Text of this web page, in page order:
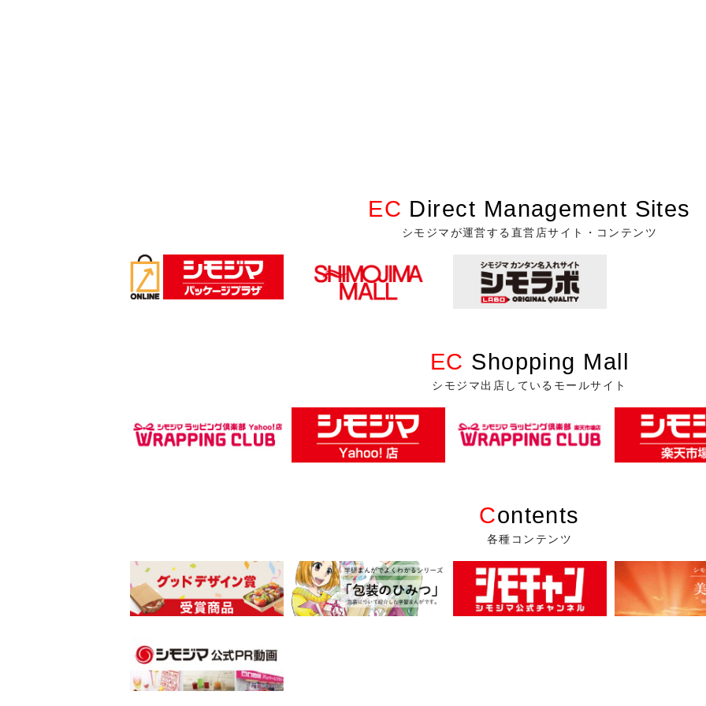
EC Direct Management Sites
シモジマが運営する直営店サイト・コンテンツ
EC Shopping Mall
シモジマ出店しているモールサイト
Contents
各種コンテンツ